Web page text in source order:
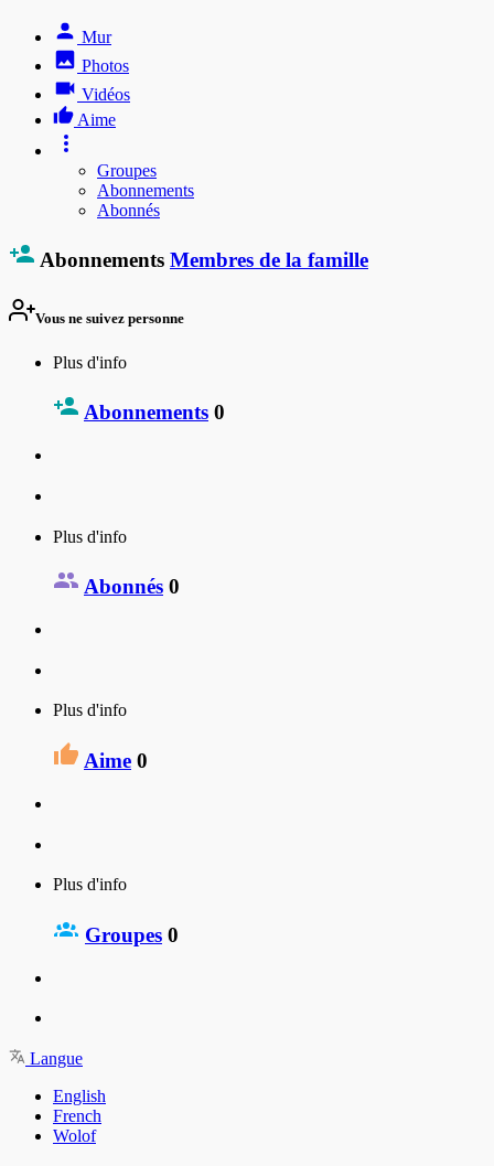
Mur
Photos
Vidéos
Aime
Groupes
Abonnements
Abonnés
Abonnements Membres de la famille
Vous ne suivez personne
Plus d'info
Abonnements 0
Plus d'info
Abonnés 0
Plus d'info
Aime 0
Plus d'info
Groupes 0
Langue
English
French
Wolof